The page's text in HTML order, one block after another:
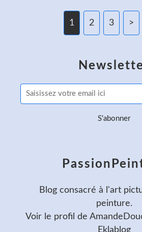
1 2 3 >
Blog consacré à l'art
peinture.
Voir le profil de
Eklablog